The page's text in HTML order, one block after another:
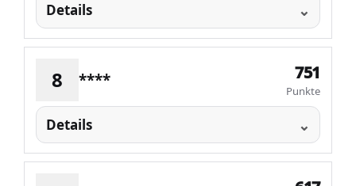
Details
8 **** 751
Punkte
Details